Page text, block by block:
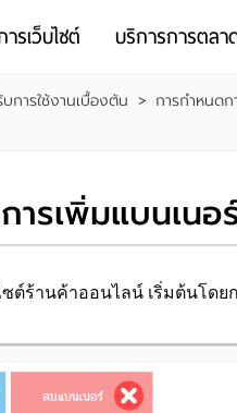
รเว็บไซต์ บริการการตล
การใช้งานเบื้องต้น > การกำหนด
รเพิ่มแบนเนอ
ร้านค้าออนไลน์ เริ่มต้นโดย